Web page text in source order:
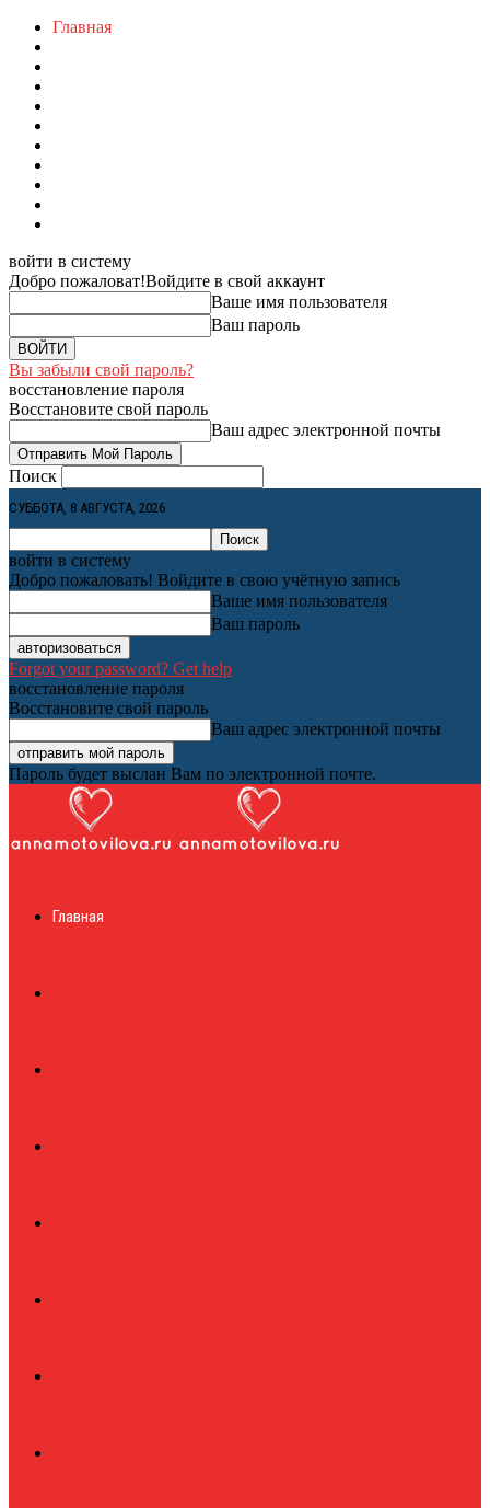
Главная
войти в систему
Добро пожаловат!Войдите в свой аккаунт
Ваше имя пользователя
Ваш пароль
Вы забыли свой пароль?
восстановление пароля
Восстановите свой пароль
Ваш адрес электронной почты
Поиск
СУББОТА, 8 АВГУСТА, 2026
войти в систему
Добро пожаловать! Войдите в свою учётную запись
Ваше имя пользователя
Ваш пароль
Forgot your password? Get help
восстановление пароля
Восстановите свой пароль
Ваш адрес электронной почты
Пароль будет выслан Вам по электронной почте.
журналГлавная